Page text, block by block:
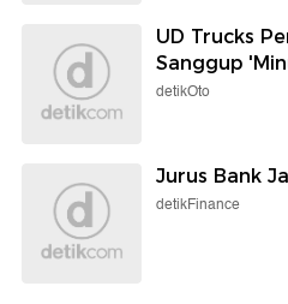
UD Trucks
Sanggup
detikOto
Jurus Bank
detikFinance